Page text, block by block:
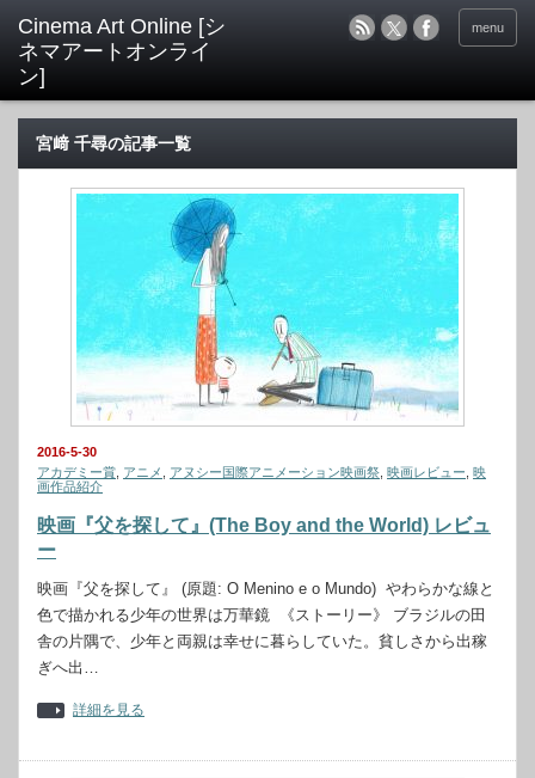
menu
宮﨑 千尋の記事一覧
2016-5-30
アカデミー賞 アニメ アヌシー国際アニメーション映画祭 映画レビュー 映
画作品紹介
映画『父を探して』(The Boy and the World) レビュ
ー
映画『父を探して』 (原題: O Menino e o Mundo) やわらかな線と
色で描かれる少年の世界は万華鏡 《ストーリー》 ブラジルの田
舎の片隅で、少年と両親は幸せに暮らしていた。貧しさから出稼
ぎへ出…
詳細を見る